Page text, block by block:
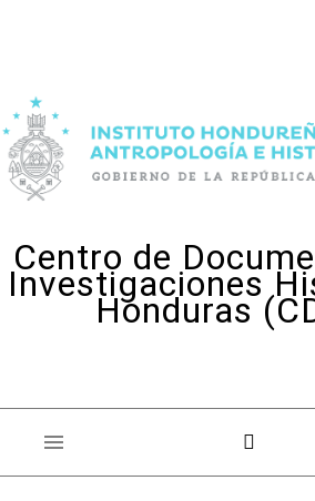
Centro de
Investigaciones
Honduras